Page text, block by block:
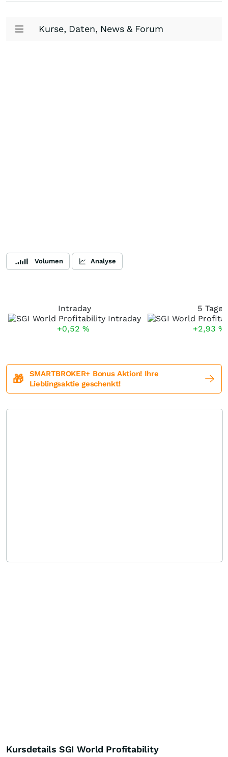
Kurse, Daten, News & Forum
Volumen Analyse
Intraday
+0,52 %
5 Tage
+2,93 %
🎁
SMARTBROKER+ Bonus Aktion! Ihre
Lieblingsaktie geschenkt!
Kursdetails SGI World Profitability